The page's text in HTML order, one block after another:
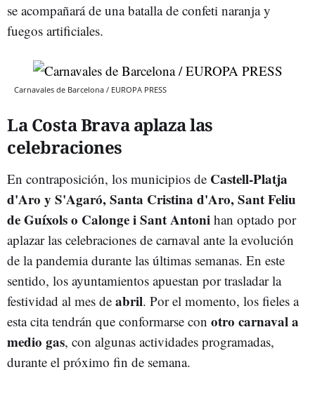
se acompañará de una batalla de confeti naranja y
fuegos artificiales.
Carnavales de Barcelona / EUROPA PRESS
La Costa Brava aplaza las
celebraciones
En contraposición, los municipios de Castell-Platja
d'Aro y S'Agaró, Santa Cristina d'Aro, Sant Feliu
de Guíxols o Calonge i Sant Antoni han optado por
aplazar las celebraciones de carnaval ante la evolución
de la pandemia durante las últimas semanas. En este
sentido, los ayuntamientos apuestan por trasladar la
festividad al mes de abril. Por el momento, los fieles a
esta cita tendrán que conformarse con otro carnaval a
medio gas, con algunas actividades programadas,
durante el próximo fin de semana.